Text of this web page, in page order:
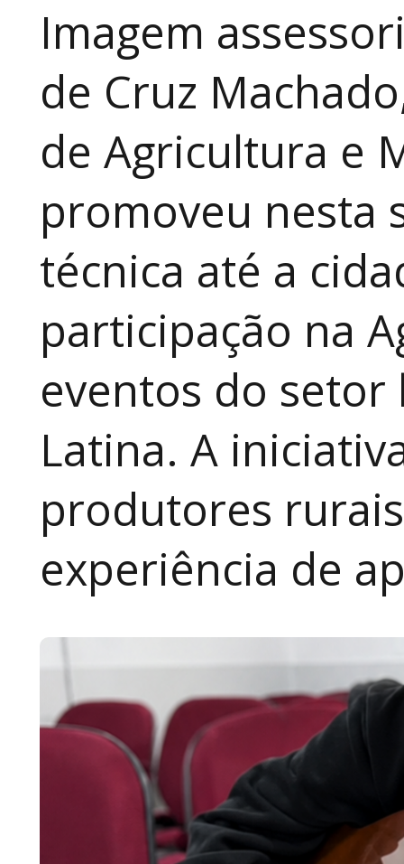
Imagem
de Cruz
de Agricultura e
promoveu nesta
técnica até a
participação na
eventos do
Latina. A
produtores
experiência de